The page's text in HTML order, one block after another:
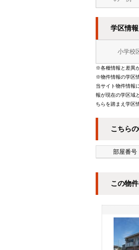
学区情報
小学校
※各種情報と差異
※物件情報の学区
当サイト物件情報
報が現在の学区域
ちらを踏まえ学区
こちら
部屋番号
この物